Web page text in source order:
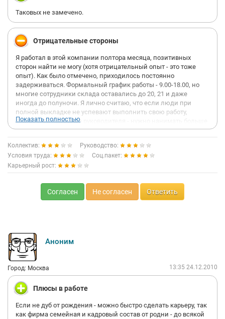
Таковых не замечено.
Отрицательные стороны
Я работал в этой компании полтора месяца, позитивных
сторон найти не могу (хотя отрицательный опыт - это тоже
опыт). Как было отмечено, приходилось постоянно
задерживаться. Формальный график работы - 9.00-18.00, но
многие сотрудники склада оставались до 20, 21 и даже
иногда до полуночи. Я лично считаю, что если люди при
полной выкладке не успевают выполнить свою работу,
значит, это проблема руководителя - нужно нанимать больше
персонала. Поэтому я задерживался очень редко и максимум
на полчаса, из-за чего со мной и распрощались так быстро.
Задержки, разумеется, не оплачивались. Ближе к моему
уходу уже возникла реальная опасность забастовки, поэтому
какие-то деньги платить стали. Но это были копейки и явно
меньше, чем положено по ТК РФ.
Бытовые условия работы оставляют желать лучшего. Одна (!)
микроволновка на весь коллектив (человек 20-25), в
мхом лужу у входа в офис за 1,5 месяца так никто и не
засыпал, на работу приходилось пробираться по дощечке.
К выплате зарплаты претензий нет, с этим не обманули, хотя
разве можно назвать 6700 руб. зарплатой? На тот момент это
была сумма, которая позволяла работнику не умереть с
голода и дойти до работы - не более. С годами я стал
понимать, что это глобальная политика "Биотэка", а не только
калужского филиала.
Показать полностью
Коллектив:
Руководство:
Условия труда:
Соц.пакет:
Карьерный рост:
Согласен Не согласен Ответить
Аноним
Город: Москва 13:35 24.12.2010
Плюсы в работе
Если не дуб от рождения - можно быстро сделать карьеру, так
как фирма семейная и кадровый состав от родни - до всякой